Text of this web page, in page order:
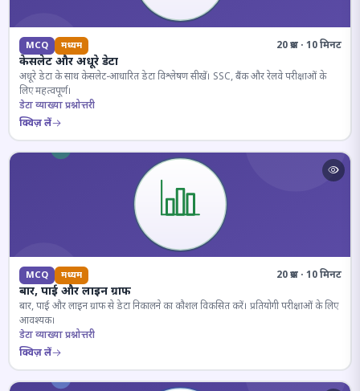
MCQ मध्यम 20 प्रश्न · 10 मिनट
केसलेट और अधूरे डेटा
अधूरे डेटा के साथ केसलेट-आधारित डेटा विश्लेषण सीखें। SSC, बैंक और रेलवे परीक्षाओं के
लिए महत्वपूर्ण।
डेटा व्याख्या प्रश्नोत्तरी
क्विज़ लें
MCQ मध्यम 20 प्रश्न · 10 मिनट
बार, पाई और लाइन ग्राफ
बार, पाई और लाइन ग्राफ से डेटा निकालने का कौशल विकसित करें। प्रतियोगी परीक्षाओं के लिए
आवश्यक।
डेटा व्याख्या प्रश्नोत्तरी
क्विज़ लें